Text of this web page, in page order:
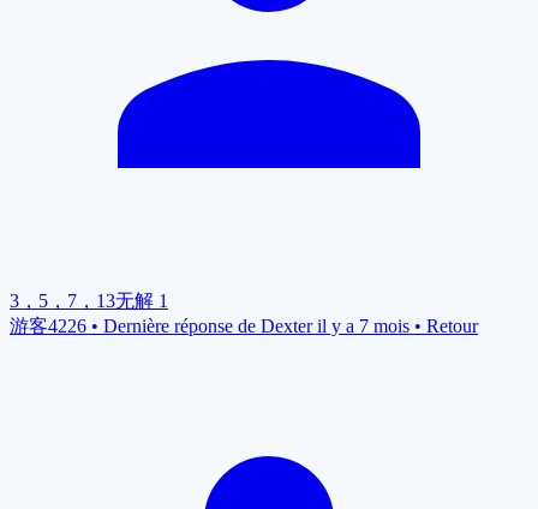
3，5，7，13无解 1
游客4226 • Dernière réponse de Dexter il y a 7 mois • Retour